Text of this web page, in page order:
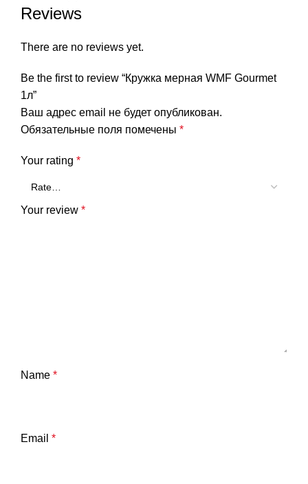
Reviews
There are no reviews yet.
Be the first to review “Кружка мерная WMF Gourmet
1л”
Ваш адрес email не будет опубликован.
Обязательные поля помечены *
Your rating *
Your review *
Name *
Email *